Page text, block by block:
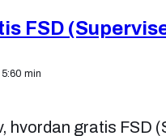
FSD
min
hvordan gratis FSD